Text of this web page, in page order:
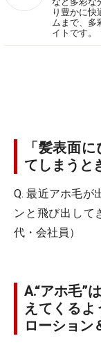
り豊かに快
ムまで、多
イトです。
「髪表面
てしまうと
Q. 最近アホ毛が
ンと飛び出して
代・会社員）
A.“アホ毛”
えてくるよ
ローション